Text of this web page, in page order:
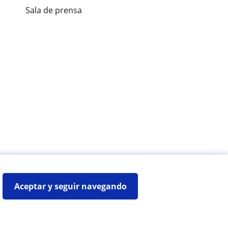
Aceptar y seguir navegando
Sala de prensa
Mapa web:Profesores particulares